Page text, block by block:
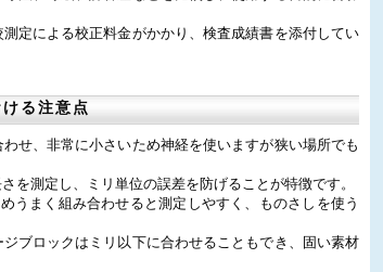
定による校正料金がかかり、検査成績書を添付してい
る注意点
せ、非常に小さいため神経を使いますが狭い場所でも
を測定し、ミリ単位の誤差を防げることが特徴です。
うまく組み合わせると測定しやすく、ものさしを使う
ブロックはミリ以下に合わせることもでき、固い素材